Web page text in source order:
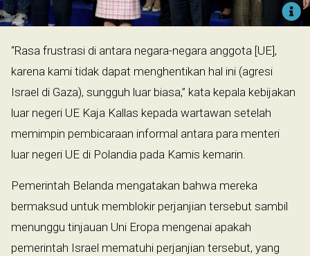
“Rasa frustrasi di antara negara-negara anggota [UE],
karena kami tidak dapat menghentikan hal ini (agresi
Israel di Gaza), sungguh luar biasa,” kata kepala kebijakan
luar negeri UE Kaja Kallas kepada wartawan setelah
memimpin pembicaraan informal antara para menteri
luar negeri UE di Polandia pada Kamis kemarin.
Pemerintah Belanda mengatakan bahwa mereka
bermaksud untuk memblokir perjanjian tersebut sambil
menunggu tinjauan Uni Eropa mengenai apakah
pemerintah Israel mematuhi perjanjian tersebut, yang